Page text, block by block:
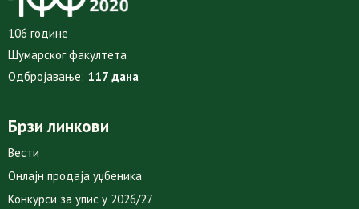
106 године
Шумарског факултета
Одбројавање: 117 дана
Брзи линкови
Вести
Онлајн продаја уџбеника
Конкурси за упис у 2026/27